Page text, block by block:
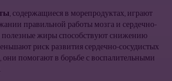
, содержащиеся в морепродуктах, играют
правильной работы мозга и сердечно-
полезные жиры способствуют снижению
риск развития сердечно-сосудистых
они помогают в борьбе с воспалительными